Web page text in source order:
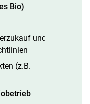
Bio)
und
(z.B.